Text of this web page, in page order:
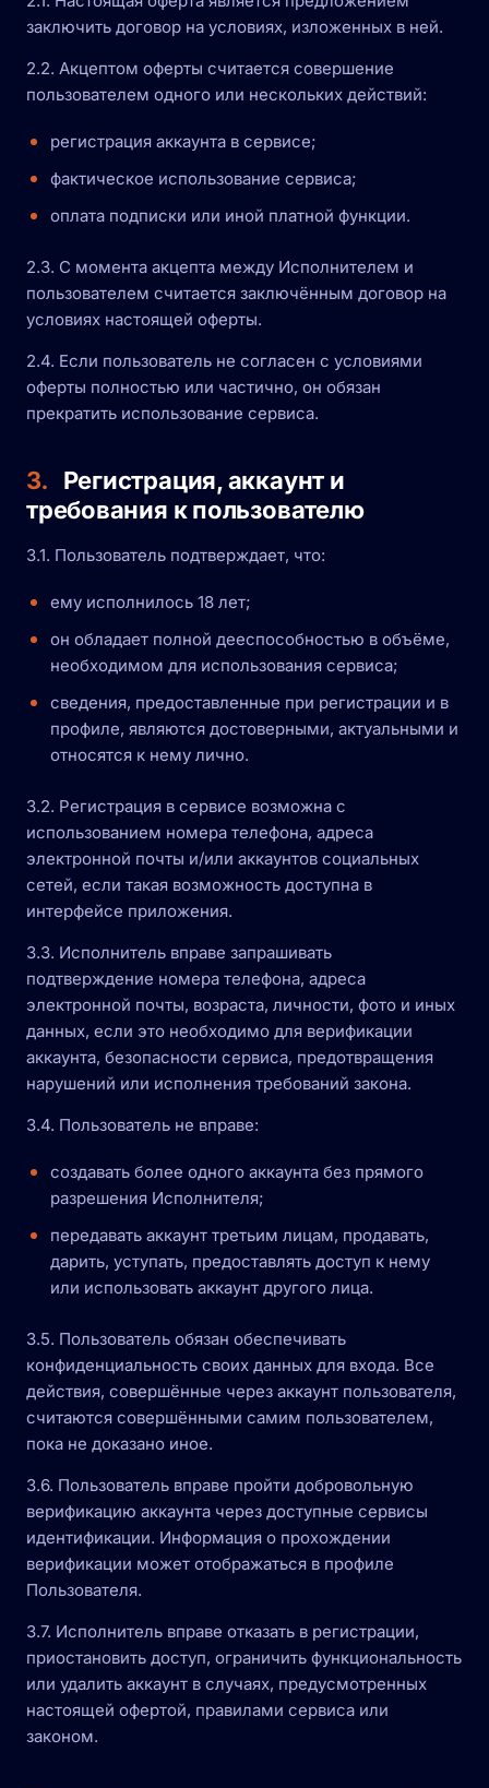
заключить договор на условиях, изложенных в ней.
2.2. Акцептом оферты считается совершение
пользователем одного или нескольких действий:
регистрация аккаунта в сервисе;
фактическое использование сервиса;
оплата подписки или иной платной функции.
2.3. С момента акцепта между Исполнителем и
пользователем считается заключённым договор на
условиях настоящей оферты.
2.4. Если пользователь не согласен с условиями
оферты полностью или частично, он обязан
прекратить использование сервиса.
3.
Регистрация, аккаунт и
требования к пользователю
3.1. Пользователь подтверждает, что:
ему исполнилось 18 лет;
он обладает полной дееспособностью в объёме,
необходимом для использования сервиса;
сведения, предоставленные при регистрации и в
профиле, являются достоверными, актуальными и
относятся к нему лично.
3.2. Регистрация в сервисе возможна с
использованием номера телефона, адреса
электронной почты и/или аккаунтов социальных
сетей, если такая возможность доступна в
интерфейсе приложения.
3.3. Исполнитель вправе запрашивать
подтверждение номера телефона, адреса
электронной почты, возраста, личности, фото и иных
данных, если это необходимо для верификации
аккаунта, безопасности сервиса, предотвращения
нарушений или исполнения требований закона.
3.4. Пользователь не вправе:
создавать более одного аккаунта без прямого
разрешения Исполнителя;
передавать аккаунт третьим лицам, продавать,
дарить, уступать, предоставлять доступ к нему
или использовать аккаунт другого лица.
3.5. Пользователь обязан обеспечивать
конфиденциальность своих данных для входа. Все
действия, совершённые через аккаунт пользователя,
считаются совершёнными самим пользователем,
пока не доказано иное.
3.6. Пользователь вправе пройти добровольную
верификацию аккаунта через доступные сервисы
идентификации. Информация о прохождении
верификации может отображаться в профиле
Пользователя.
3.7. Исполнитель вправе отказать в регистрации,
приостановить доступ, ограничить функциональность
или удалить аккаунт в случаях, предусмотренных
настоящей офертой, правилами сервиса или
законом.